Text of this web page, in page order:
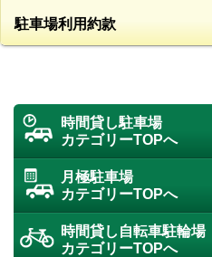
駐車場利用約款
時間貸し駐車場
カテゴリーTOPへ
月極駐車場
カテゴリーTOPへ
時間貸し自転車駐輪場
カテゴリーTOPへ